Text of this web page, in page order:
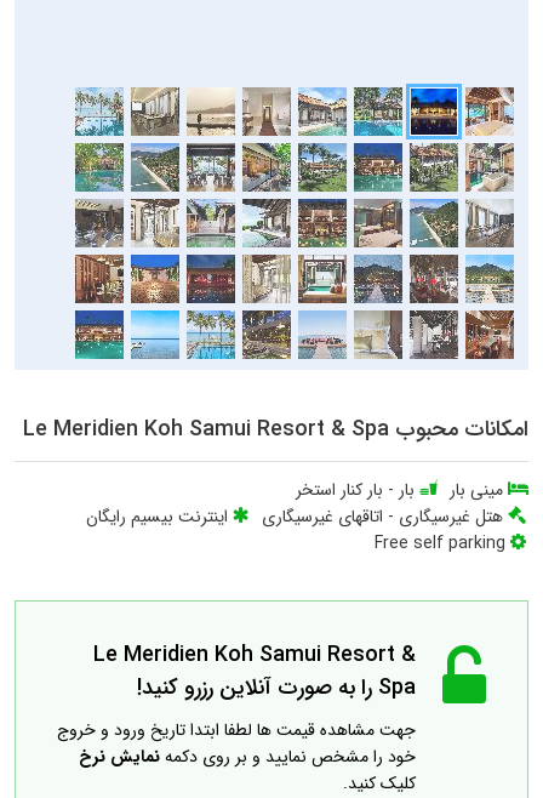
امکانات محبوب Le Meridien Koh Samui Resort & Spa
مینی بار بار - بار کنار استخر
هتل غیرسیگاری - اتاقهای غیرسیگاری
اینترنت بیسیم رایگان
Free self parking
Le Meridien Koh Samui Resort &
Spa را به صورت آنلاین رزرو کنید!
جهت مشاهده قیمت ها لطفا ابتدا تاریخ ورود و خروج
خود را مشخص نمایید و بر روی دکمهنمایش نرخ
کلیک کنید.